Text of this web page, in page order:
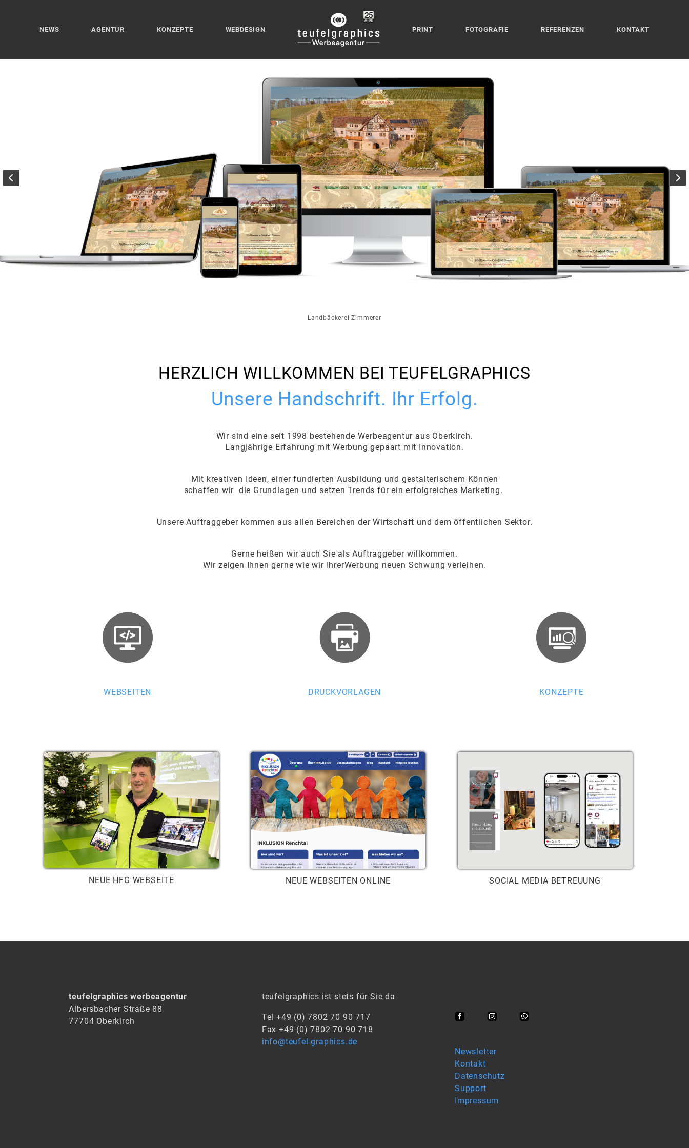
NEWS AGENTUR KONZEPTE WEBDESIGN PRINT FOTOGRAFIE REFERENZEN KONTAKT
Landbäckerei Zimmerer
HERZLICH WILLKOMMEN BEI TEUFELGRAPHICS
Unsere Handschrift. Ihr Erfolg.
Wir sind eine seit 1998 bestehende Werbeagentur aus Oberkirch.
Langjährige Erfahrung mit Werbung gepaart mit Innovation.
Mit kreativen Ideen, einer fundierten Ausbildung und gestalterischem Können
schaffen wir die Grundlagen und setzen Trends für ein erfolgreiches Marketing.
Unsere Auftraggeber kommen aus allen Bereichen der Wirtschaft und dem öffentlichen Sektor.
Gerne heißen wir auch Sie als Auftraggeber willkommen.
Wir zeigen Ihnen gerne wie wir IhrerWerbung neuen Schwung verleihen.
WEBSEITEN DRUCKVORLAGEN KONZEPTE
NEUE HFG WEBSEITE NEUE WEBSEITEN ONLINE SOCIAL MEDIA BETREUUNG
teufelgraphics werbeagentur
Albersbacher Straße 88
77704 Oberkirch
teufelgraphics ist stets für Sie da
Tel +49 (0) 7802 70 90 717
Fax +49 (0) 7802 70 90 718
info@teufel-graphics.de
Newsletter
Kontakt
Datenschutz
Support
Impressum